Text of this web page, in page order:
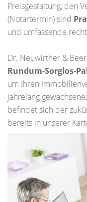
Preisgestaltung, den
(Notartermin) sind
und umfassende
Dr. Neuwirther &
Rundum-Sorglos-
um Ihren
jahrelang
befindet sich der
bereits in unserer